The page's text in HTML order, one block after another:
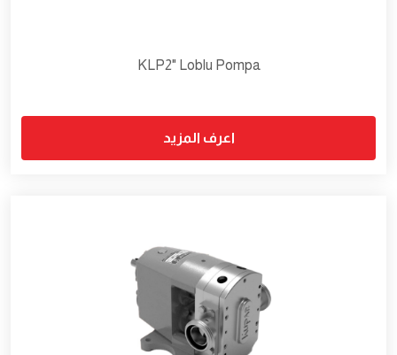
KLP2" Loblu Pompa
اعرف المزيد